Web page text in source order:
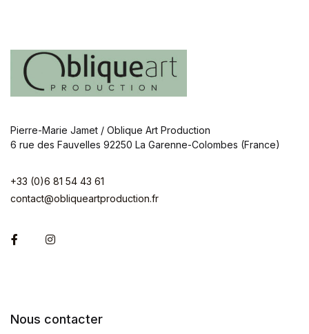
Pierre-Marie Jamet / Oblique Art Production
6 rue des Fauvelles 92250 La Garenne-Colombes (France)
+33 (0)6 81 54 43 61
contact@obliqueartproduction.fr
FacebookInstagram
Nous contacter